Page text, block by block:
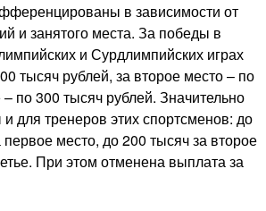
в зависимости от
и занятого места. За победы в
и Сурдлимпийских играх
тысяч рублей, за второе место – по
– по 300 тысяч рублей. Значительно
для тренеров этих спортсменов: до
место, до 200 тысяч за второе
При этом отменена выплата за